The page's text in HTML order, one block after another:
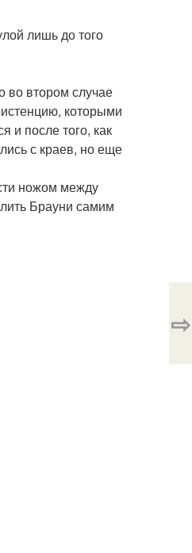
лишь до того
во втором случае
которыми
и после того, как
с краев, но еще
ножом между
Брауни самим
⇨